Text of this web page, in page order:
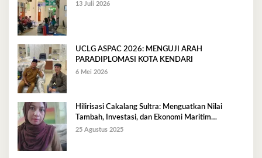
13 Juli 2026
UCLG ASPAC 2026: MENGUJI ARAH
PARADIPLOMASI KOTA KENDARI
6 Mei 2026
Hilirisasi Cakalang Sultra: Menguatkan Nilai
Tambah, Investasi, dan Ekonomi Maritim
Berkelanjutan
25 Agustus 2025